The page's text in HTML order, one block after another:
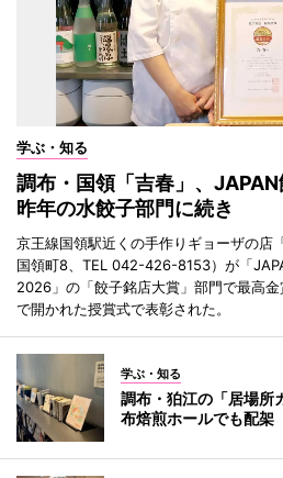
学ぶ・知る
調布・国領「吉春」、
昨年の水餃子部門に続き
京王線国領駅近くの手作りギョーザの店
国領町8、TEL 042-426-8153）が「
2026」の「餃子銘店大賞」部門で最高
で開かれた授賞式で表彰された。
学ぶ・知る
調布・狛江の「居場
布焙煎ホールでも配架